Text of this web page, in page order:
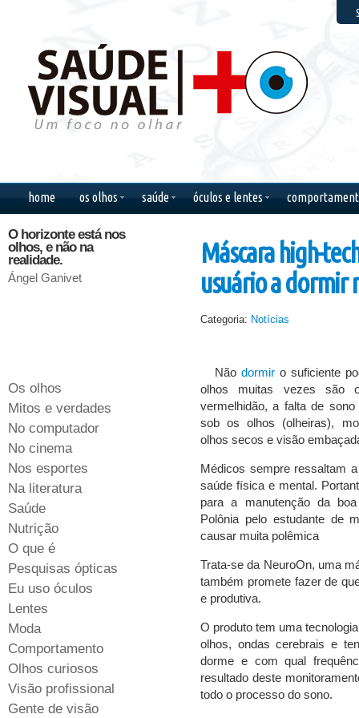
home os olhos saúde óculos e lentes
Máscara high-
usuário a dormir
Categoria: Notícias
Não dormiro suficiente
olhos muitas vezes são
vermelhidão, a falta de
sob os olhos (olheiras),
olhos secos e visão
Médicos sempre ressaltam
saúde física e mental.
para a manutenção da
Polônia pelo estudante de
causar muita polêmica
Trata-se da NeuroOn, uma
também promete fazer de
e produtiva.
O produto tem uma
olhos, ondas cerebrais e
dorme e com qual
resultado deste
todo o processo do sono.
O horizonte está nos
olhos, e não na
realidade.
Ángel Ganivet
com os olhos do que
com os ouvidos.
desde
Os olhos
Mitos e verdades
No computador
No cinema
Nos esportes
Na literatura
Saúde
Nutrição
O que é
Pesquisas ópticas
Eu uso óculos
Lentes
Moda
Comportamento
Olhos curiosos
Visão profissional
Gente de visão